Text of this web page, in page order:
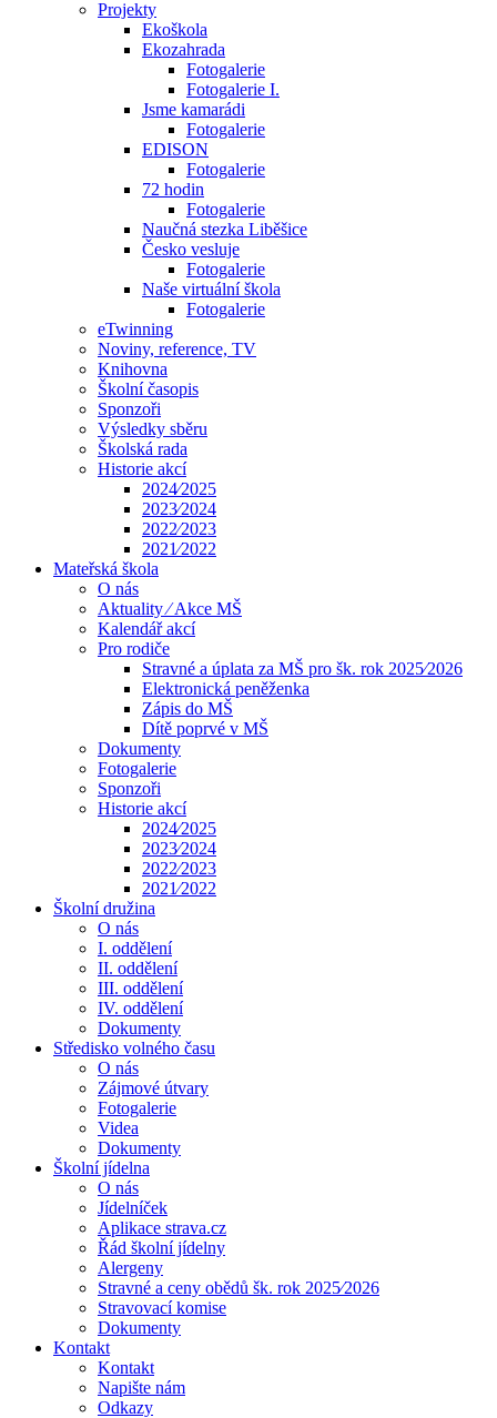
Projekty
Ekoškola
Ekozahrada
Fotogalerie
Fotogalerie I.
Jsme kamarádi
Fotogalerie
EDISON
Fotogalerie
72 hodin
Fotogalerie
Naučná stezka Liběšice
Česko vesluje
Fotogalerie
Naše virtuální škola
Fotogalerie
eTwinning
Noviny, reference, TV
Knihovna
Školní časopis
Sponzoři
Výsledky sběru
Školská rada
Historie akcí
2024⁄2025
2023⁄2024
2022⁄2023
2021⁄2022
Mateřská škola
O nás
Aktuality ⁄ Akce MŠ
Kalendář akcí
Pro rodiče
Stravné a úplata za MŠ pro šk. rok 2025⁄2026
Elektronická peněženka
Zápis do MŠ
Dítě poprvé v MŠ
Dokumenty
Fotogalerie
Sponzoři
Historie akcí
2024⁄2025
2023⁄2024
2022⁄2023
2021⁄2022
Školní družina
O nás
I. oddělení
II. oddělení
III. oddělení
IV. oddělení
Dokumenty
Středisko volného času
O nás
Zájmové útvary
Fotogalerie
Videa
Dokumenty
Školní jídelna
O nás
Jídelníček
Aplikace strava.cz
Řád školní jídelny
Alergeny
Stravné a ceny obědů šk. rok 2025⁄2026
Stravovací komise
Dokumenty
Kontakt
Kontakt
Napište nám
Odkazy